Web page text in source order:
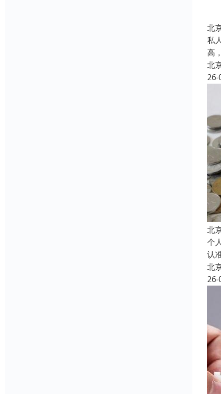
北
私
高
北
26-
北
个
认
北
26-